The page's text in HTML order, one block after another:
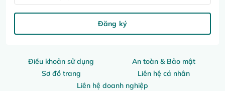
Điều khoản sử dụng
An toàn & Bảo mật
Sơ đồ trang
Liên hệ cá nhân
Liên hệ doanh nghiệp
Đăng ký